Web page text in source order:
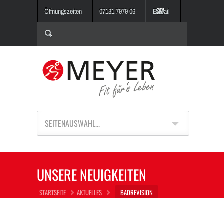
Öffnungszeiten 07131 7979 06 E-Mail
SEITENAUSWAHL...
UNSERE NEUIGKEITEN
STARTSEITE AKTUELLES BADREVISION